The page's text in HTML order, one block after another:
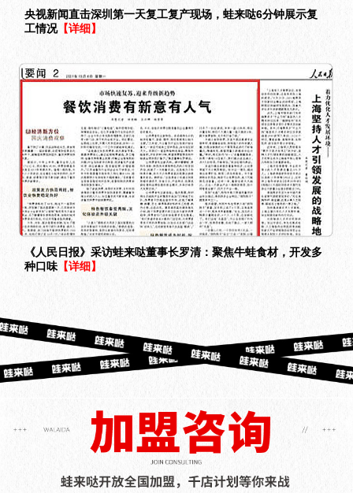
央视新闻直击深圳第一天复工复产现场，蛙来哒6分钟展示复
工情况【详细】
《人民日报》采访蛙来哒董事长罗清：聚焦牛蛙食材，开发多
种口味 【详细】